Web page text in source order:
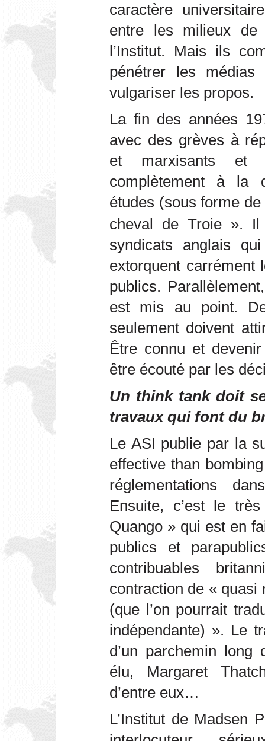
caractère
entre les milieux de
l’Institut. Mais ils
pénétrer les
vulgariser les propos.
La fin des années
avec des grèves à
et marxisants et
complètement à la
études (sous forme
cheval de Troie ». Il
syndicats anglais
extorquent carrément
publics.
est mis au point.
seulement doivent
Être connu et
être écouté par les
Un think tank doit
travaux qui font du
Le ASI publie par la
effective than
réglementations
Ensuite, c’est le
Quango » qui est en
publics et
contribuables
contraction de « quasi
(que l’on pourrait
indépendante) ». Le
d’un parchemin
élu, Margaret
d’entre eux…
L’Institut de Madsen